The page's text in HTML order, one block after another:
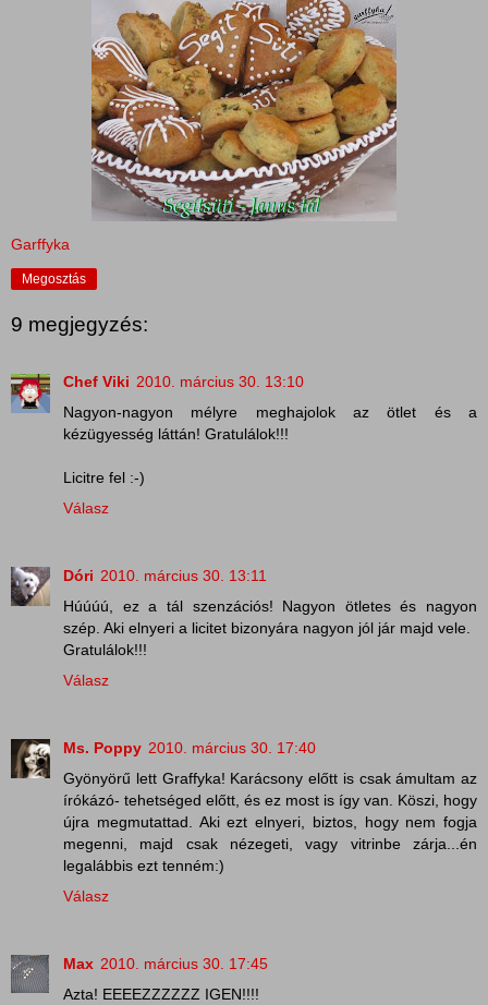
Garffyka
Megosztás
9 megjegyzés:
Chef Viki 2010. március 30. 13:10
Nagyon-nagyon mélyre meghajolok az ötlet és a
kézügyesség láttán! Gratulálok!!!
Licitre fel :-)
Válasz
Dóri 2010. március 30. 13:11
Húúúú, ez a tál szenzációs! Nagyon ötletes és nagyon
szép. Aki elnyeri a licitet bizonyára nagyon jól jár majd vele.
Gratulálok!!!
Válasz
Ms. Poppy 2010. március 30. 17:40
Gyönyörű lett Graffyka! Karácsony előtt is csak ámultam az
írókázó- tehetséged előtt, és ez most is így van. Köszi, hogy
újra megmutattad. Aki ezt elnyeri, biztos, hogy nem fogja
megenni, majd csak nézegeti, vagy vitrinbe zárja...én
legalábbis ezt tenném:)
Válasz
Max 2010. március 30. 17:45
Azta! EEEEZZZZZZ IGEN!!!!